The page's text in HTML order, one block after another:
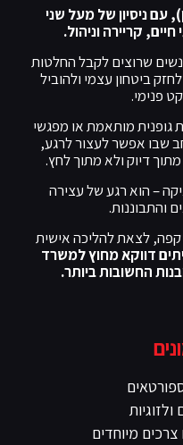
עם ניסיון של מעל שני
קריירה וניהול.
שרוצים לקבל החלטות
ביטחון עצמי ולהוביל
פנימי.
גופנית מותאמת או מפגשי
שבו אפשר לעצור לרגע,
דיוק ולא מתוך לחץ.
– הוא רגע של עצירה
והתבוננות.
לצאת להליכה אישית
דווקא מחוץ למשרד
החשובות ביותר.
ולזוגיות
מיוחדים